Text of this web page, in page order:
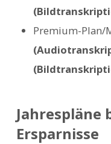
Premium-Plan/
Jahrespläne
Ersparnisse